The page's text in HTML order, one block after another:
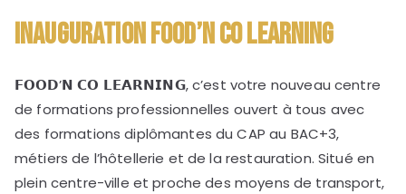
Inauguration FOOD’N CO LEARNING
𝗙𝗢𝗢𝗗’𝗡 𝗖𝗢 𝗟𝗘𝗔𝗥𝗡𝗜𝗡𝗚, c’est votre nouveau centre
de formations professionnelles ouvert à tous avec
des formations diplômantes du CAP au BAC+3,
métiers de l’hôtellerie et de la restauration. Situé en
plein centre-ville et proche des moyens de transport,